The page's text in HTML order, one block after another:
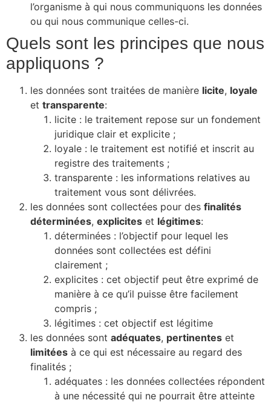
l’organisme à qui nous communiquons les données
ou qui nous communique celles-ci.
Quels sont les principes que nous
appliquons ?
les données sont traitées de manière licite, loyale
et transparente:
licite : le traitement repose sur un fondement
juridique clair et explicite ;
loyale : le traitement est notifié et inscrit au
registre des traitements ;
transparente : les informations relatives au
traitement vous sont délivrées.
les données sont collectées pour des finalités
déterminées, explicites et légitimes:
déterminées : l’objectif pour lequel les
données sont collectées est défini
clairement ;
explicites : cet objectif peut être exprimé de
manière à ce qu’il puisse être facilement
compris ;
légitimes : cet objectif est légitime
les données sont adéquates, pertinentes et
limitées à ce qui est nécessaire au regard des
finalités ;
adéquates : les données collectées répondent
à une nécessité qui ne pourrait être atteinte